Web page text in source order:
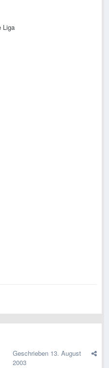
Liga
Geschrieben 13. August
2003